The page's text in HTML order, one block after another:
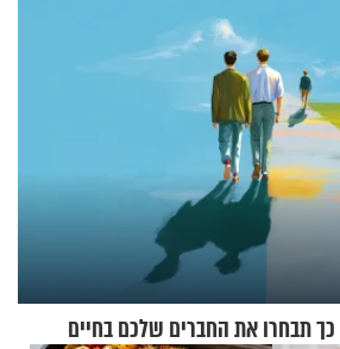
כך תבחרו את החברים שלכם בחיים